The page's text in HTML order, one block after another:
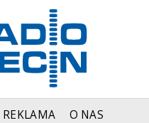
REKLAMA O NAS